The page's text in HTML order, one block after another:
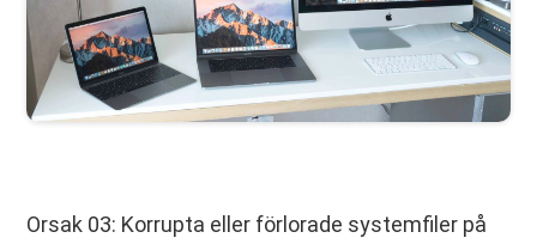
Orsak 03: Korrupta eller förlorade systemfiler på